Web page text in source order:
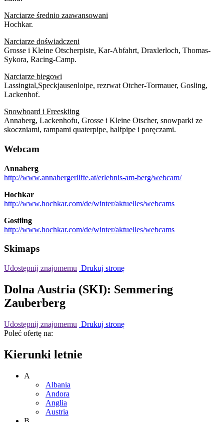
Narciarze średnio zaawansowani
Hochkar.
Narciarze doświadczeni
Grosse i Kleine Otscherpiste, Kar-Abfahrt, Draxlerloch, Thomas-
Sykora, Racing-Camp.
Narciarze biegowi
Lassingtal,Speckjausenloipe, rezrwat Otcher-Tormauer, Gosling,
Lackenhof.
Snowboard i Freeskiing
Annaberg, Lackenhofu, Grosse i Kleine Otscher, snowparki ze
skoczniami, rampami quaterpipe, halfpipe i poręczami.
Webcam
Annaberg
http://www.annabergerlifte.at/erlebnis-am-berg/webcam/
Hochkar
http://www.hochkar.com/de/winter/aktuelles/webcams
Gostling
http://www.hochkar.com/de/winter/aktuelles/webcams
Skimaps
Udostępnij znajomemu Drukuj stronę
Dolna Austria (SKI): Semmering
Zauberberg
Udostępnij znajomemu Drukuj stronę
Poleć ofertę na:
Kierunki letnie
A
Albania
Andora
Anglia
Austria